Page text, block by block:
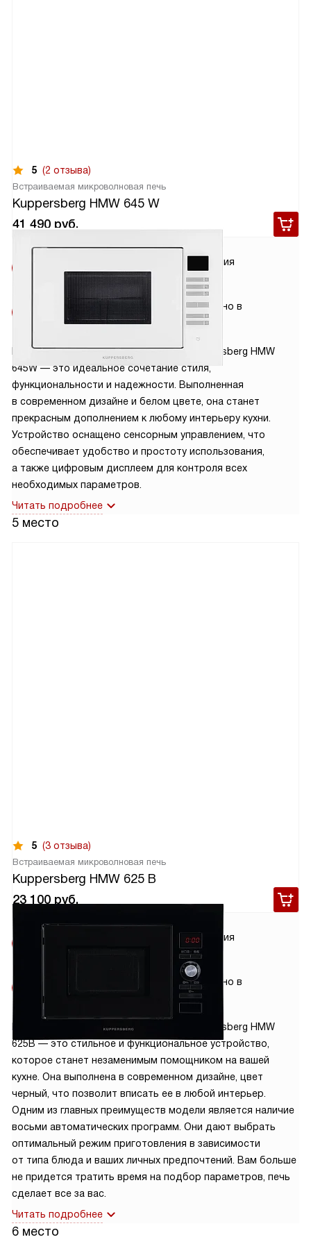
5 (2 отзыва)
Встраиваемая микроволновая печь
Kuppersberg HMW 645 W
41 490 руб.
доставка
установка
Гарантия
2 года
Сделано в
Китае
Встраиваемая микроволновая печь Kuppersberg HMW
645W — это идеальное сочетание стиля,
функциональности и надежности. Выполненная
в современном дизайне и белом цвете, она станет
прекрасным дополнением к любому интерьеру кухни.
Устройство оснащено сенсорным управлением, что
обеспечивает удобство и простоту использования,
а также цифровым дисплеем для контроля всех
необходимых параметров.
Читать подробнее
5 место
5 (3 отзыва)
Встраиваемая микроволновая печь
Kuppersberg HMW 625 B
23 100 руб.
Условия
доставки
от 3900 руб.
Гарантия
2 года
Сделано в
Китае
Встраиваемая микроволновая печь Kuppersberg HMW
625B — это стильное и функциональное устройство,
которое станет незаменимым помощником на вашей
кухне. Она выполнена в современном дизайне, цвет
черный, что позволит вписать ее в любой интерьер.
Одним из главных преимуществ модели является наличие
восьми автоматических программ. Они дают выбрать
оптимальный режим приготовления в зависимости
от типа блюда и ваших личных предпочтений. Вам больше
не придется тратить время на подбор параметров, печь
сделает все за вас.
Читать подробнее
6 место